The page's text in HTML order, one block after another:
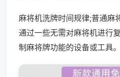
麻将机洗牌时间规律;普通麻
通过一些无需对麻将机进行
制麻将牌功能的设备或工具。